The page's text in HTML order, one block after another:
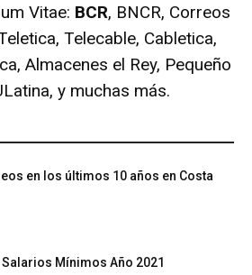
Vitae: BCR, BNCR, Correos
Telecable, Cabletica,
Almacenes el Rey, Pequeño
y muchas más.
en los últimos 10 años en Costa
Salarios Mínimos Año 2021